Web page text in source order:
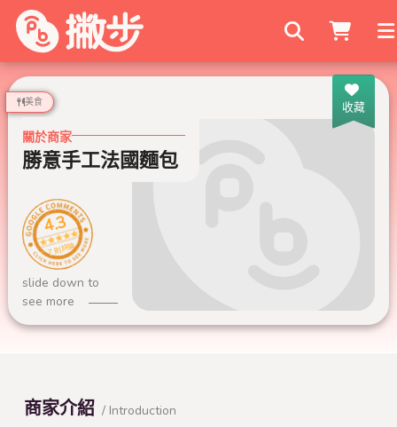
搜尋商家
收藏
美食
關於商家
勝意手工法國麵包
4.3
7 則評論
slide down to
see more
商家介紹 / Introduction